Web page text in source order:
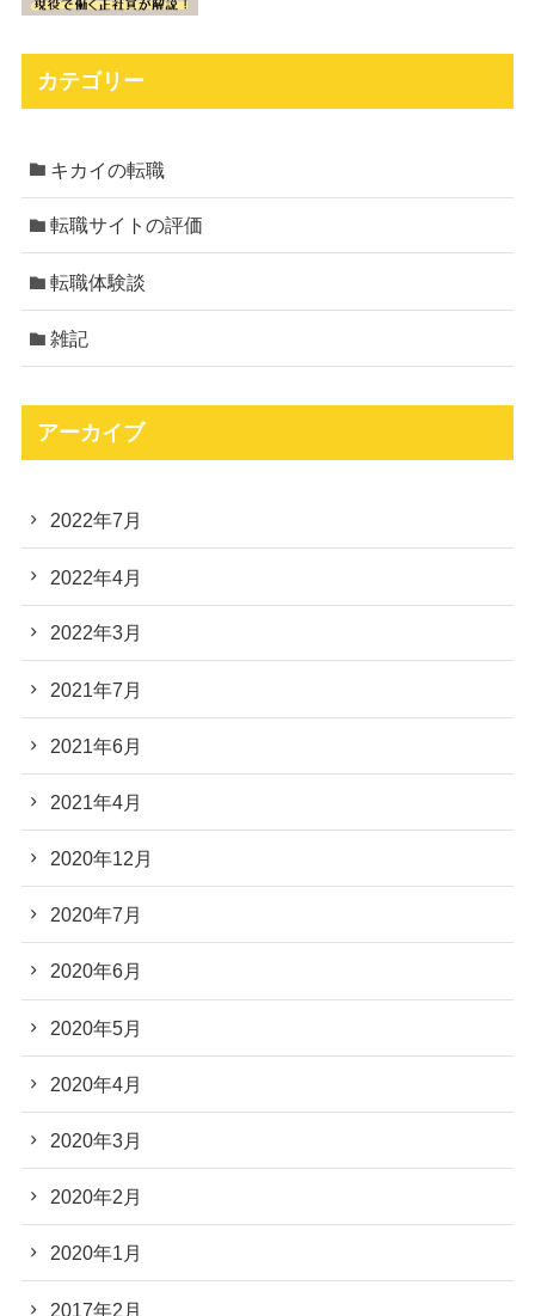
カテゴリー
キカイの転職
転職サイトの評価
転職体験談
雑記
アーカイブ
2022年7月
2022年4月
2022年3月
2021年7月
2021年6月
2021年4月
2020年12月
2020年7月
2020年6月
2020年5月
2020年4月
2020年3月
2020年2月
2020年1月
2017年2月